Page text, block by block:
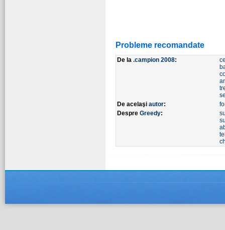
Probleme recomandate
De la .campion 2008:
De acelaşi autor:
Despre Greedy: